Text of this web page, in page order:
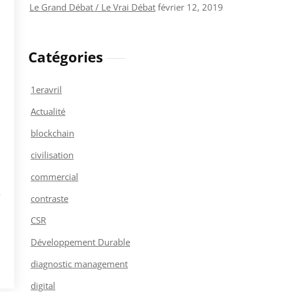
Le Grand Débat / Le Vrai Débat février 12, 2019
Catégories
1eravril
Actualité
blockchain
civilisation
commercial
contraste
CSR
Développement Durable
diagnostic management
digital